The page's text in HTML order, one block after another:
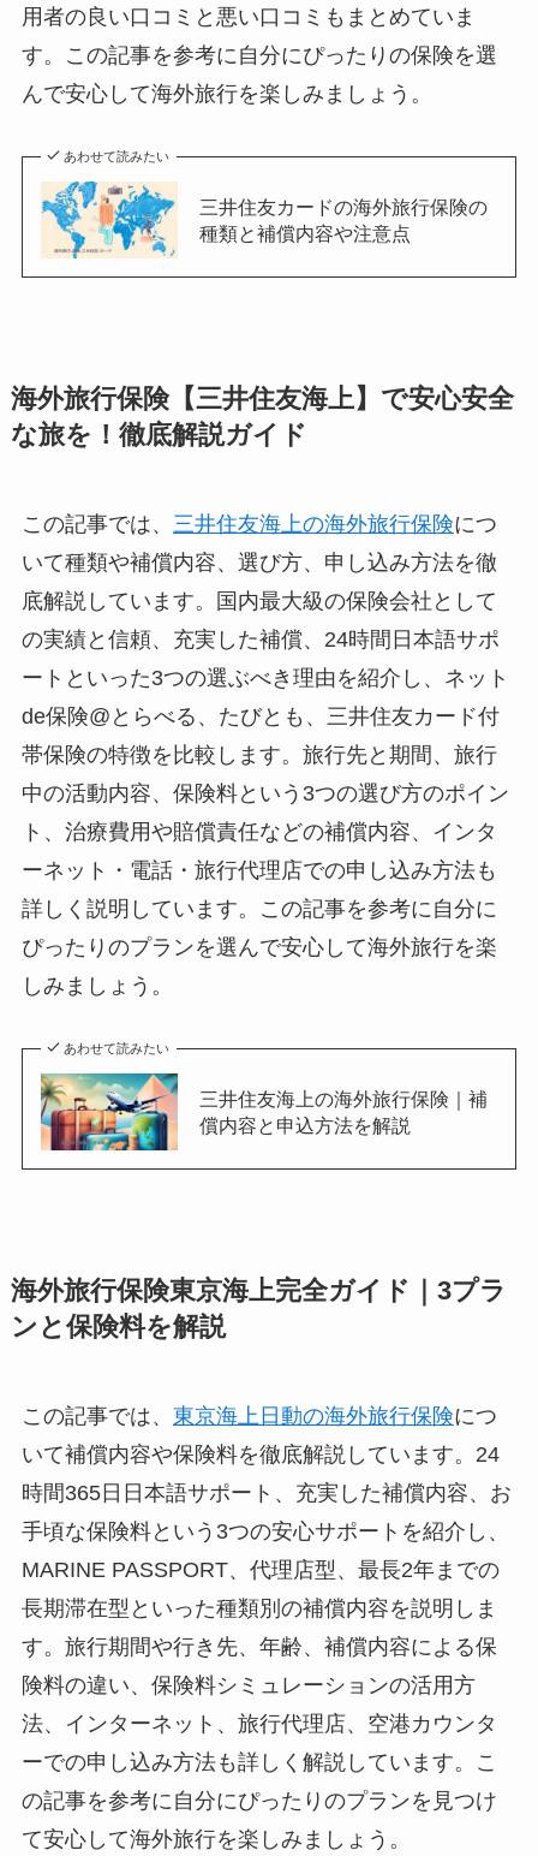
用者の良い口コミと悪い口コミもまとめていま
す。この記事を参考に自分にぴったりの保険を選
んで安心して海外旅行を楽しみましょう。
あわせて読みたい
三井住友カードの海外旅行保険の
種類と補償内容や注意点
海外旅行保険【三井住友海上】で安心安全
な旅を！徹底解説ガイド
この記事では、 三井住友海上の海外旅行保険につ
いて種類や補償内容、選び方、申し込み方法を徹
底解説しています。国内最大級の保険会社として
の実績と信頼、充実した補償、24時間日本語サポ
ートといった3つの選ぶべき理由を紹介し、ネット
de保険@とらべる、たびとも、三井住友カード付
帯保険の特徴を比較します。旅行先と期間、旅行
中の活動内容、保険料という3つの選び方のポイン
ト、治療費用や賠償責任などの補償内容、インタ
ーネット・電話・旅行代理店での申し込み方法も
詳しく説明しています。この記事を参考に自分に
ぴったりのプランを選んで安心して海外旅行を楽
しみましょう。
あわせて読みたい
三井住友海上の海外旅行保険｜補
償内容と申込方法を解説
海外旅行保険東京海上完全ガイド｜3プラ
ンと保険料を解説
この記事では、 東京海上日動の海外旅行保険につ
いて補償内容や保険料を徹底解説しています。24
時間365日日本語サポート、充実した補償内容、お
手頃な保険料という3つの安心サポートを紹介し、
MARINE PASSPORT、代理店型、最長2年までの
長期滞在型といった種類別の補償内容を説明しま
す。旅行期間や行き先、年齢、補償内容による保
険料の違い、保険料シミュレーションの活用方
法、インターネット、旅行代理店、空港カウンタ
ーでの申し込み方法も詳しく解説しています。こ
の記事を参考に自分にぴったりのプランを見つけ
て安心して海外旅行を楽しみましょう。